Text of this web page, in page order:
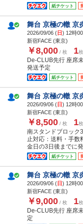
紙チケット
舞台 京極の轍 京
2026/09/06 (日) 12時
新宿FACE (東京)
￥8,000 / 枚 1枚
De-CLUB先行 座席
発送予定
紙チケット
舞台 京極の轍 京
2026/09/06 (日) 12時
新宿FACE (東京)
￥8,500 / 枚 1枚
南スタンドブロッ
止対応：送料・手数
金日の3日後までに
紙チケット
舞台 京極の轍 京
2026/09/06 (日) 12時
新宿FACE (東京)
￥9,000 / 枚 1枚
De-CLUB先行 座席
定